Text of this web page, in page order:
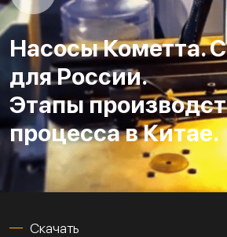
Насосы Кометта.
для России.
Этапы
процесса в Китае.
Скачать